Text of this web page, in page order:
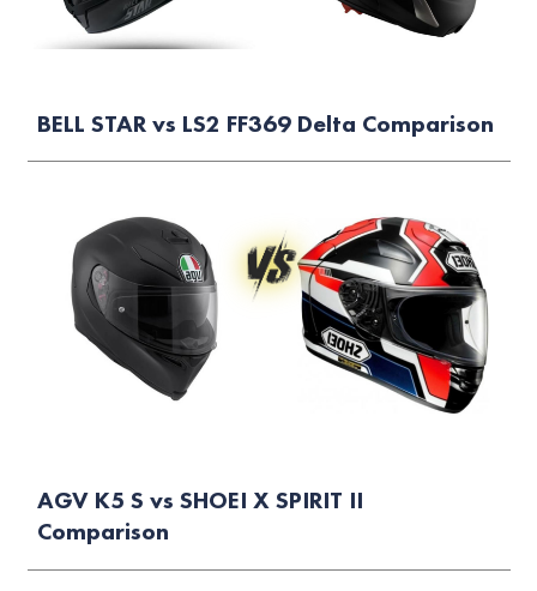
BELL STAR vs LS2 FF369 Delta Comparison
AGV K5 S vs SHOEI X SPIRIT II
Comparison